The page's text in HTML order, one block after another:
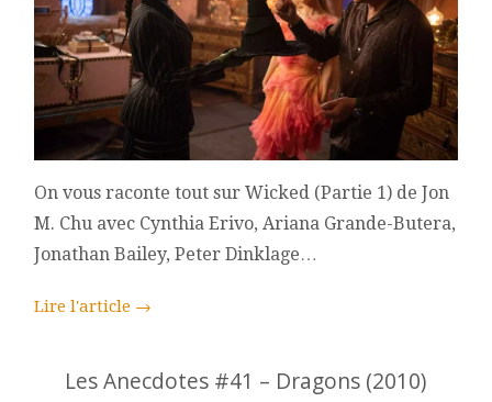
On vous raconte tout sur Wicked (Partie 1) de Jon
M. Chu avec Cynthia Erivo, Ariana Grande-Butera,
Jonathan Bailey, Peter Dinklage…
Lire l'article →
Les Anecdotes #41 – Dragons (2010)